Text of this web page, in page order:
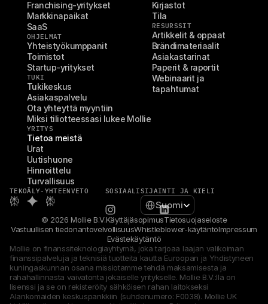
Franchising-yritykset
Markkinapaikat
SaaS
OHJELMAT
Yhteistyökumppanit
Toimistot
Startup-yritykset
TUKI
Tukikeskus
Asiakaspalvelu
Ota yhteyttä myyntiin
Miksi tiliotteessasi lukee Mollie
YRITYS
Tietoa meistä
Urat
Uutishuone
Hinnoittelu
Turvallisuus
Kirjastot
Tila
RESURSSIT
Artikkelit & oppaat
Brändimateriaalit
Asiakastarinat
Paperit & raportit
Webinaarit ja
tapahtumat
TEKOÄLY-YHTEENVETO SOSIAALISIJAINTI JA KIELI
Select Language
Suomi
© 2026 Mollie B.V.KäyttäjäsopimusTietosuojaseloste
Vastuullisen tiedonantovelvollisuusWhistleblower-käytäntöImpressum
Evästekäytäntö
Mollie on finanssiteknologiayhtymä, joka tarjoaa laajan valikoiman
finanssipalveluja ja teknisiä tuotteita kautta Euroopan ja Yhdistyneen
kuningaskunnan osana missiotamme tehdä maksamisesta ja
rahahallinnasta vaivatonta jokaiselle yritykselle. Mollie B.V.:llä on
lisenssi ja se on rekisteröity sähköisen rahan laitokseksi
Alankomaiden keskuspankkiin (suhdenumero: F0038). Mollie UK